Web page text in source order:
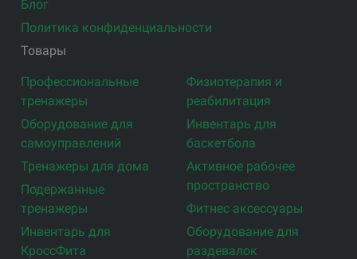
Блог
Политика конфиденциальности
Товары
Профессиональные
тренажеры
Оборудование для
самоуправлений
Тренажеры для дома
Подержанные
тренажеры
Инвентарь для
КроссФита
Физиотерапия и
реабилитация
Инвентарь для
баскетбола
Активное рабочее
пространство
Фитнес аксессуары
Оборудование для
раздевалок